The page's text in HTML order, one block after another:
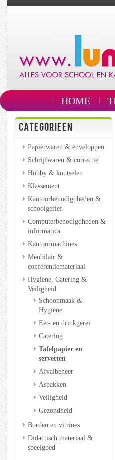
HOME
CATEGORIEEN
Papierwaren & enveloppen
Schrijfwaren & correctie
Hobby & knutselen
Klassement
Kantoorbenodigdheden &
schoolgerief
Computerbenodigdheden &
informatica
Kantoormachines
Meubilair &
conferentiemateriaal
Hygiëne, Catering &
Veiligheid
Schoonmaak &
Hygiëne
Eet- en drinkgerei
Catering
Tafelpapier en
servetten
Afvalbeheer
Asbakken
Veiligheid
Gezondheid
Borden en vitrines
Didactisch materiaal &
speelgoed